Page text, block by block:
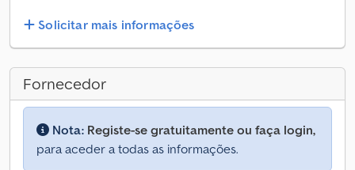
Solicitar mais informações
Fornecedor
Nota: Registe-se gratuitamente ou faça login,
para aceder a todas as informações.